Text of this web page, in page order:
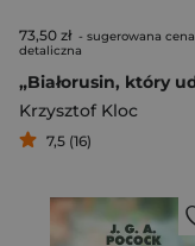
73,50 zł - sugerowana cena
detaliczna
Krzysztof Kloc
7,5 (16)